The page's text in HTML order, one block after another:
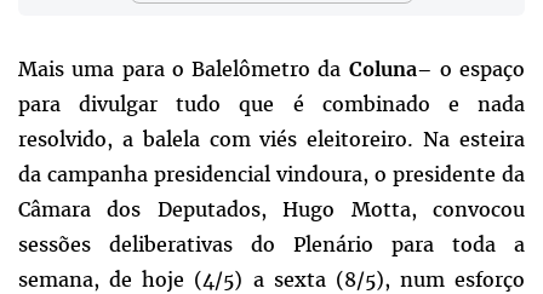
Mais uma para o Balelômetro da Coluna– o espaço
para divulgar tudo que é combinado e nada
resolvido, a balela com viés eleitoreiro. Na esteira
da campanha presidencial vindoura, o presidente da
Câmara dos Deputados, Hugo Motta, convocou
sessões deliberativas do Plenário para toda a
semana, de hoje (4/5) a sexta (8/5), num esforço